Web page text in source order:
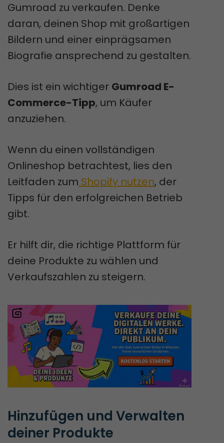
Gumroad zu verkaufen. Denke
daran, deinen Shop mit großartigen
Bildern und einer einprägsamen
Biografie ansprechend zu gestalten.
Dies ist ein wichtiger Gumroad E-
Commerce-Tipp, um Käufer
anzuziehen.
Wenn du einen vollständigen
Onlineshop betrachtest, lies den
Leitfaden zum Shopify nutzen, der
Tipps für den erfolgreichen Betrieb
gibt.
Er hilft dir, die richtige Plattform für
deine Produkte zu wählen und
Verkaufszahlen zu steigern.
Hinzufügen und Verwalten
deiner Produkte